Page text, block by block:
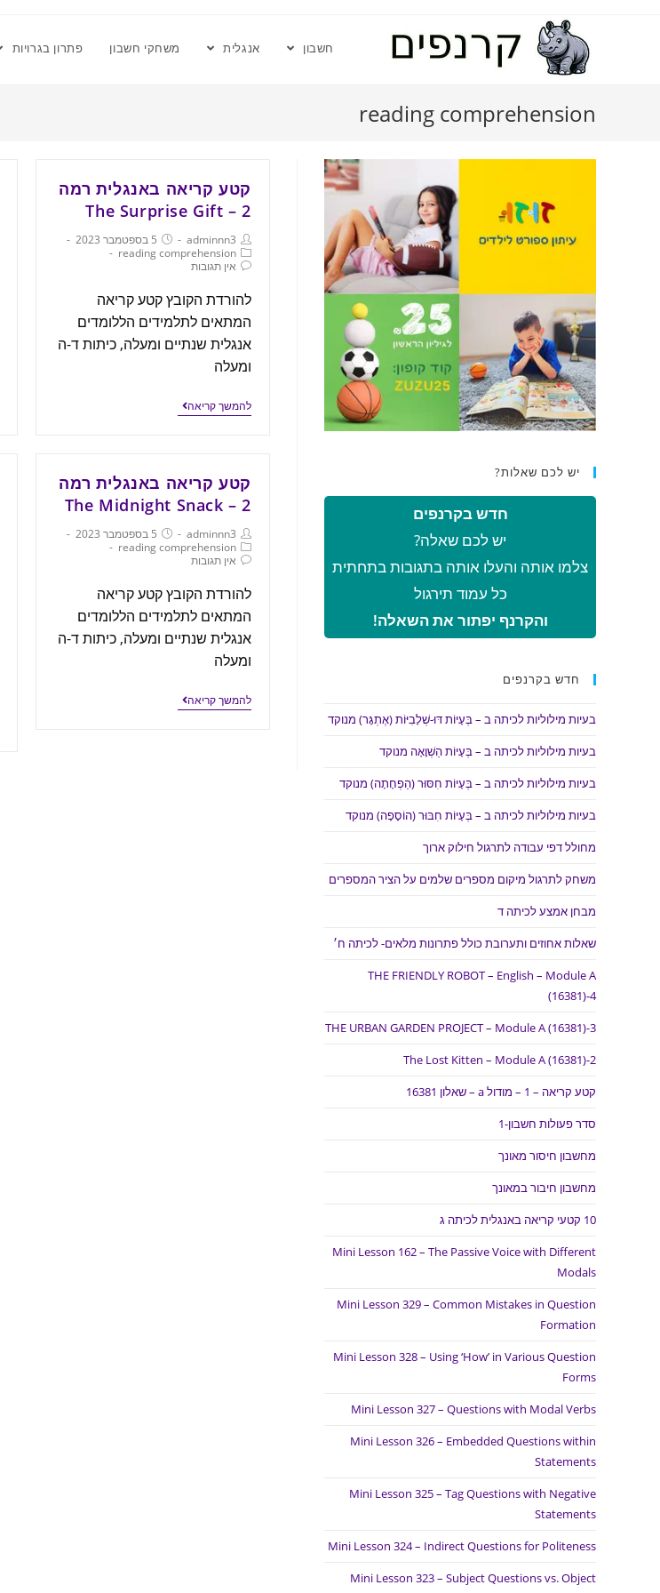
חשבון אנגלית משחקי חשבון פתרון בגרויות
reading comprehension
קטע קריאה באנגלית רמה
2 – The Surprise Gift
adminnn3
5 בספטמבר 2023
reading comprehension
אין תגובות
להורדת הקובץ קטע קריאה
המתאים לתלמידים הללומדים
אנגלית שנתיים ומעלה, כיתות ד-ה
ומעלה
להמשך קריאה
קטע קריאה באנגלית רמה
2 – The Midnight Snack
adminnn3
5 בספטמבר 2023
reading comprehension
אין תגובות
להורדת הקובץ קטע קריאה
המתאים לתלמידים הללומדים
אנגלית שנתיים ומעלה, כיתות ד-ה
ומעלה
להמשך קריאה
יש לכם שאלות?
חדש בקרנפים
יש לכם שאלה?
צלמו אותה והעלו אותה בתגובות בתחתית
כל עמוד תירגול
והקרנף יפתור את השאלה!
חדש בקרנפים
בעיות מילוליות לכיתה ב – בְּעָיוֹת דּוּ-שְׁלָבִיּוֹת (אֶתְגָּר) מנוקד
בעיות מילוליות לכיתה ב – בְּעָיוֹת הַשְׁוָאָה מנוקד
בעיות מילוליות לכיתה ב – בְּעָיוֹת חִסּוּר (הַפְחָתָה) מנוקד
בעיות מילוליות לכיתה ב – בְּעָיוֹת חִבּוּר (הוֹסָפָה) מנוקד
מחולל דפי עבודה לתרגול חילוק ארוך
משחק לתרגול מיקום מספרים שלמים על הציר המספרים
מבחן אמצע לכיתה ד
שאלות אחוזים ותערובת כולל פתרונות מלאים- לכיתה ח׳
THE FRIENDLY ROBOT – English – Module A
(16381)-4
THE URBAN GARDEN PROJECT – Module A (16381)-3
The Lost Kitten – Module A (16381)-2
קטע קריאה – 1 – מודול a – שאלון 16381
סדר פעולות חשבון-1
מחשבון חיסור מאונך
מחשבון חיבור במאונך
10 קטעי קריאה באנגלית לכיתה ג
Mini Lesson 162 – The Passive Voice with Different
Modals
Mini Lesson 329 – Common Mistakes in Question
Formation
Mini Lesson 328 – Using ‘How’ in Various Question
Forms
Mini Lesson 327 – Questions with Modal Verbs
Mini Lesson 326 – Embedded Questions within
Statements
Mini Lesson 325 – Tag Questions with Negative
Statements
Mini Lesson 324 – Indirect Questions for Politeness
Mini Lesson 323 – Subject Questions vs. Object